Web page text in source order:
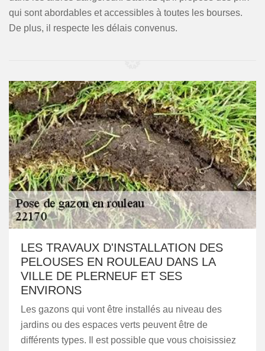
qui sont abordables et accessibles à toutes les bourses.
De plus, il respecte les délais convenus.
LES TRAVAUX D'INSTALLATION DES
PELOUSES EN ROULEAU DANS LA
VILLE DE PLERNEUF ET SES
ENVIRONS
Les gazons qui vont être installés au niveau des
jardins ou des espaces verts peuvent être de
différents types. Il est possible que vous choisissiez